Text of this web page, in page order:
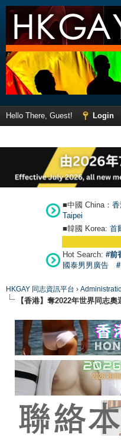
Hello There, Guest! Login
■中國 China：
Taipei
■韓國 Korea: 首
Hot Search: #前
國泰男男廣告
HKGAY 同志資訊平台 ›
【香港】奪2022年世界同志奧